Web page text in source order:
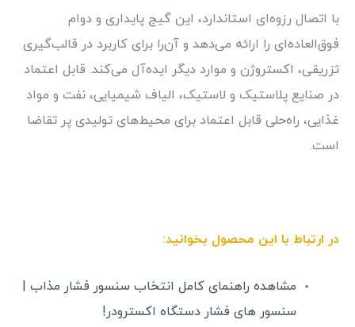
با اتصال رزوه‌ای استاندارد، این گیج پایداری و دوام
فوق‌العاده‌ای را ارائه می‌دهد و آن‌را برای کاربرد در قالب‌گیری
تزریقی، اکستروژن و موارد دیگر ایده‌آل می‌کند. قابل اعتماد
در صنایع پلاستیک و لاستیک، الیاف شیمیایی، نفت و مواد
غذایی، راه‌حلی قابل اعتماد برای محیط‌های تولیدی پر تقاضا
است.
در ارتباط با این محصول بخوانید:
مشاهده راهنمای کامل انتخاب سنسور فشار مذاب |
سنسور های فشار دستگاه اکسترودر!